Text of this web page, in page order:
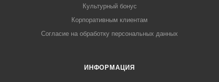
Культурный бонус
Корпоративным клиентам
Согласие на обработку персональных данных
ИНФОРМАЦИЯ